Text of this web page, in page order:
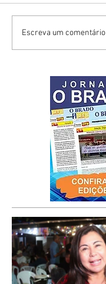
Escreva um comentário